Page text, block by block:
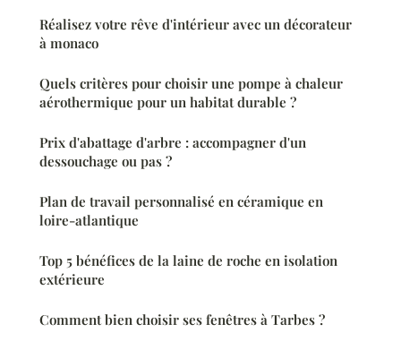
Réalisez votre rêve d'intérieur avec un décorateur
à monaco
Quels critères pour choisir une pompe à chaleur
aérothermique pour un habitat durable ?
Prix d'abattage d'arbre : accompagner d'un
dessouchage ou pas ?
Plan de travail personnalisé en céramique en
loire-atlantique
Top 5 bénéfices de la laine de roche en isolation
extérieure
Comment bien choisir ses fenêtres à Tarbes ?